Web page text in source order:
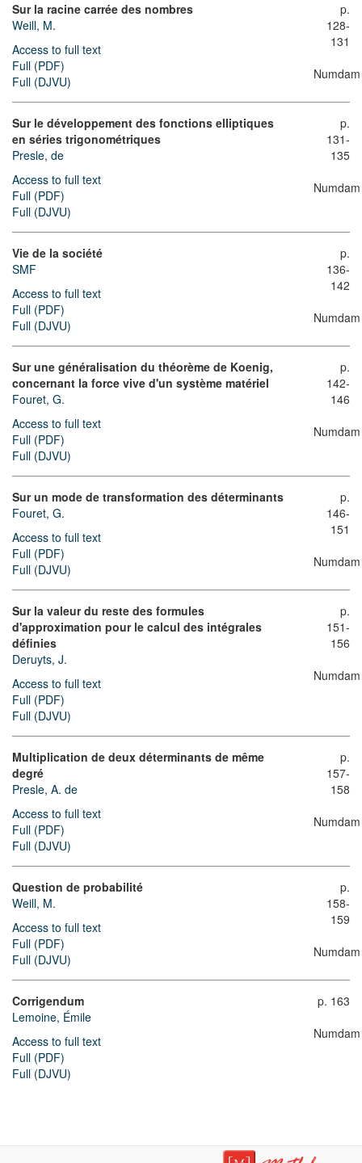
Sur la racine carrée des nombres
Weill, M.
Access to full text
Full (PDF)
Full (DJVU)
p.
128-
131
Numdam
Sur le développement des fonctions elliptiques
en séries trigonométriques
Presle, de
Access to full text
Full (PDF)
Full (DJVU)
p.
131-
135
Numdam
Vie de la société
SMF
Access to full text
Full (PDF)
Full (DJVU)
p.
136-
142
Numdam
Sur une généralisation du théorème de Koenig,
concernant la force vive d'un système matériel
Fouret, G.
Access to full text
Full (PDF)
Full (DJVU)
p.
142-
146
Numdam
Sur un mode de transformation des déterminants
Fouret, G.
Access to full text
Full (PDF)
Full (DJVU)
p.
146-
151
Numdam
Sur la valeur du reste des formules
d'approximation pour le calcul des intégrales
définies
Deruyts, J.
Access to full text
Full (PDF)
Full (DJVU)
p.
151-
156
Numdam
Multiplication de deux déterminants de même
degré
Presle, A. de
Access to full text
Full (PDF)
Full (DJVU)
p.
157-
158
Numdam
Question de probabilité
Weill, M.
Access to full text
Full (PDF)
Full (DJVU)
p.
158-
159
Numdam
Corrigendum
Lemoine, Émile
Access to full text
Full (PDF)
Full (DJVU)
p. 163
Numdam